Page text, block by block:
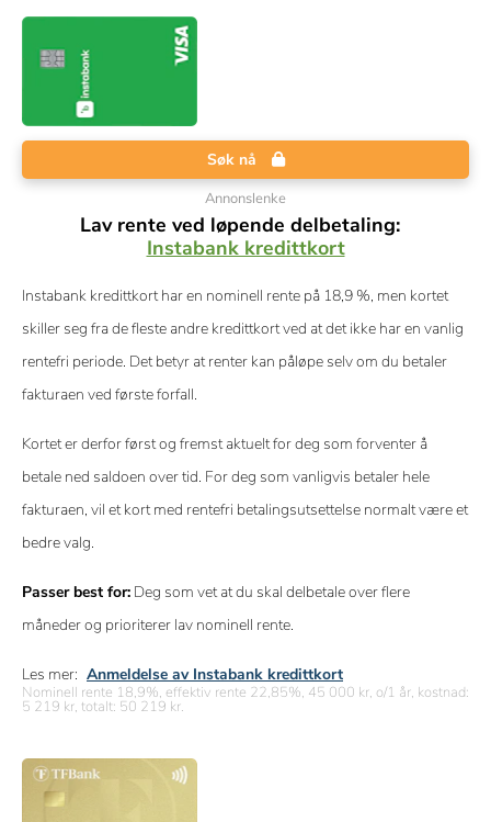
Søk nå
Annonslenke
Lav rente ved løpende delbetaling:
Instabank kredittkort
Instabank kredittkort har en nominell rente på 18,9 %, men kortet
skiller seg fra de fleste andre kredittkort ved at det ikke har en vanlig
rentefri periode. Det betyr at renter kan påløpe selv om du betaler
fakturaen ved første forfall.
Kortet er derfor først og fremst aktuelt for deg som forventer å
betale ned saldoen over tid. For deg som vanligvis betaler hele
fakturaen, vil et kort med rentefri betalingsutsettelse normalt være et
bedre valg.
Passer best for: Deg som vet at du skal delbetale over flere
måneder og prioriterer lav nominell rente.
Les mer: Anmeldelse av Instabank kredittkort
Nominell rente 18,9%, effektiv rente 22,85%, 45 000 kr, o/1 år, kostnad:
5 219 kr, totalt: 50 219 kr.